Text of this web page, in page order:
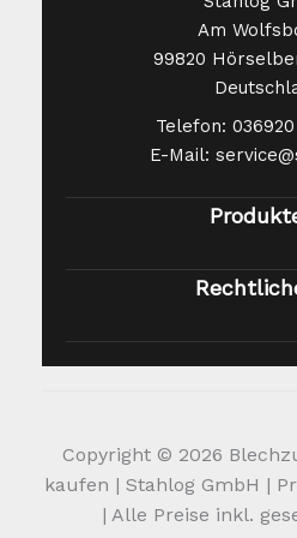
überprüfen und über
eigenverantwortlich
übernehmen keine
Haftung. Achtung es
scharfkantige
Verarbeitung sollten
Verletzungen zu
für jegliche Verletzungen
Beschädigungen.
Am
99820
Telefon:
E-Mail:
Copyright © 2026
kaufen | Stahlog GmbH |
| Alle Preise inkl.